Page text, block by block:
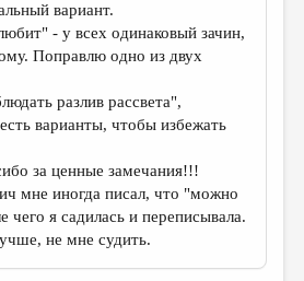
вариант.
- у всех одинаковый зачин,
Поправлю одно из двух
разлив рассвета",
варианты, чтобы избежать
за ценные замечания!!!
мне иногда писал, что "можно
чего я садилась и переписывала.
не мне судить.